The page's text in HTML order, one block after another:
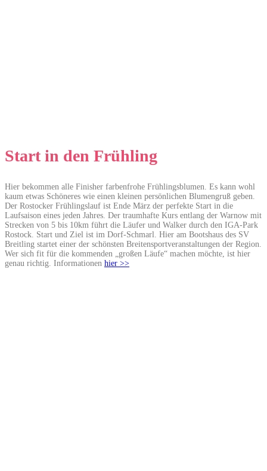
Start in den Frühling
Hier bekommen alle Finisher farbenfrohe Frühlingsblumen. Es kann wohl
kaum etwas Schöneres wie einen kleinen persönlichen Blumengruß geben.
Der Rostocker Frühlingslauf ist Ende März der perfekte Start in die
Laufsaison eines jeden Jahres. Der traumhafte Kurs entlang der Warnow mit
Strecken von 5 bis 10km führt die Läufer und Walker durch den IGA-Park
Rostock. Start und Ziel ist im Dorf-Schmarl. Hier am Bootshaus des SV
Breitling startet einer der schönsten Breitensportveranstaltungen der Region.
Wer sich fit für die kommenden „großen Läufe“ machen möchte, ist hier
genau richtig. Informationen hier >>